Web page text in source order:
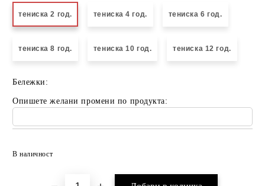
тениска 2 год. тениска 4 год. тениска 6 год.
тениска 8 год. тениска 10 год. тениска 12 год.
Бележки:
Опишете желани промени по продукта:
В наличност